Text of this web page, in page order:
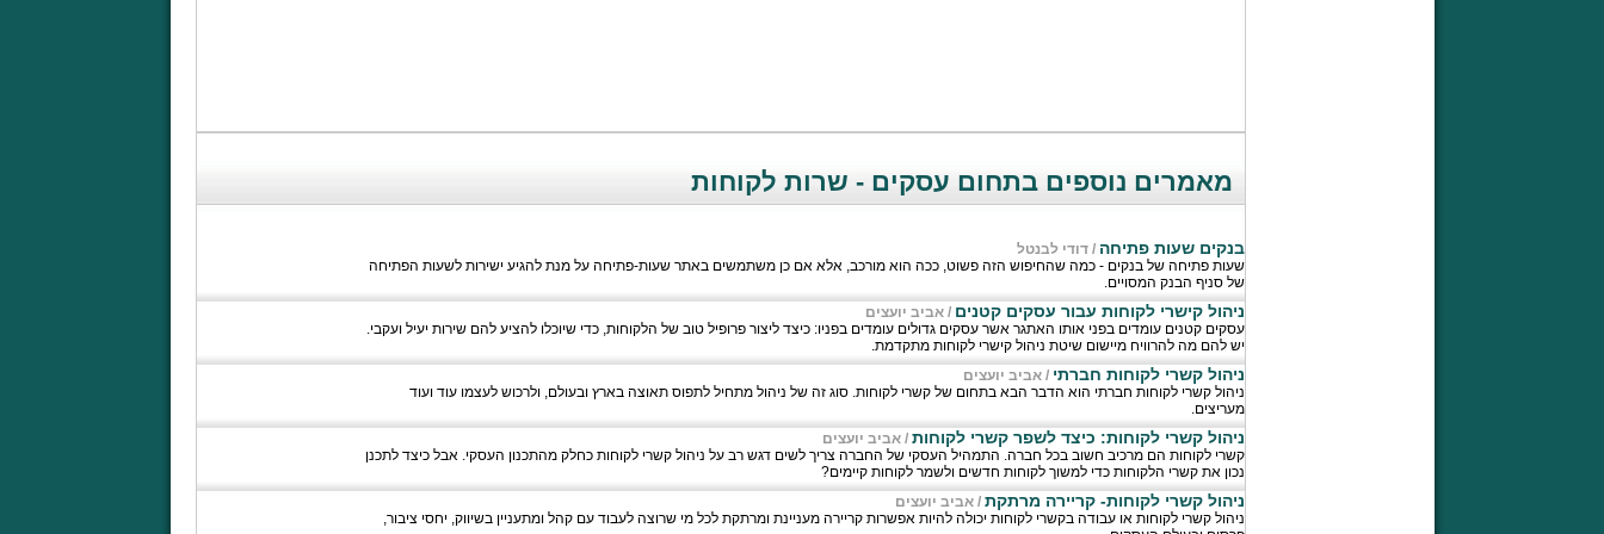
מאמרים נוספים בתחום עסקים - שרות לקוחות
בנקים שעות פתיחה /דודי לבנטל
שעות פתיחה של בנקים - כמה שהחיפוש הזה פשוט, ככה הוא מורכב, אלא אם כן משתמשים באתר שעות-פתיחה על מנת להגיע ישירות לשעות הפתיחה
של סניף הבנק המסויים.
ניהול קישרי לקוחות עבור עסקים קטנים /אביב יועצים
עסקים קטנים עומדים בפני אותו האתגר אשר עסקים גדולים עומדים בפניו: כיצד ליצור פרופיל טוב של הלקוחות, כדי שיוכלו להציע להם שירות יעיל ועקבי.
יש להם מה להרוויח מיישום שיטת ניהול קישרי לקוחות מתקדמת.
ניהול קשרי לקוחות חברתי /אביב יועצים
ניהול קשרי לקוחות חברתי הוא הדבר הבא בתחום של קשרי לקוחות. סוג זה של ניהול מתחיל לתפוס תאוצה בארץ ובעולם, ולרכוש לעצמו עוד ועוד
מעריצים.
ניהול קשרי לקוחות: כיצד לשפר קשרי לקוחות /אביב יועצים
קשרי לקוחות הם מרכיב חשוב בכל חברה. התמהיל העסקי של החברה צריך לשים דגש רב על ניהול קשרי לקוחות כחלק מהתכנון העסקי. אבל כיצד לתכנן
נכון את קשרי הלקוחות כדי למשוך לקוחות חדשים ולשמר לקוחות קיימים?
ניהול קשרי לקוחות- קריירה מרתקת /אביב יועצים
ניהול קשרי לקוחות או עבודה בקשרי לקוחות יכולה להיות אפשרות קריירה מעניינת ומרתקת לכל מי שרוצה לעבוד עם קהל ומתעניין בשיווק, יחסי ציבור,